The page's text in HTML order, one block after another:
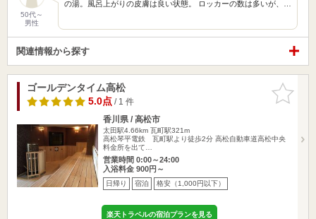
50代～
男性
の湯。風呂上がりの皮膚は良い状態。 ロッカーの数は多いが、…
関連情報から探す
お気に入
りに追加
ゴールデンタイム高松
5.0点/ 1 件
香川県 / 高松市
太田駅4.66km 瓦町駅321m
高松琴平電鉄 瓦町駅より徒歩2分 高松自動車道高松中央
料金所を出て…
営業時間 0:00～24:00
入浴料金 900円～
日帰り 宿泊 格安（1,000円以下）
楽天トラベルの宿泊プランを見る